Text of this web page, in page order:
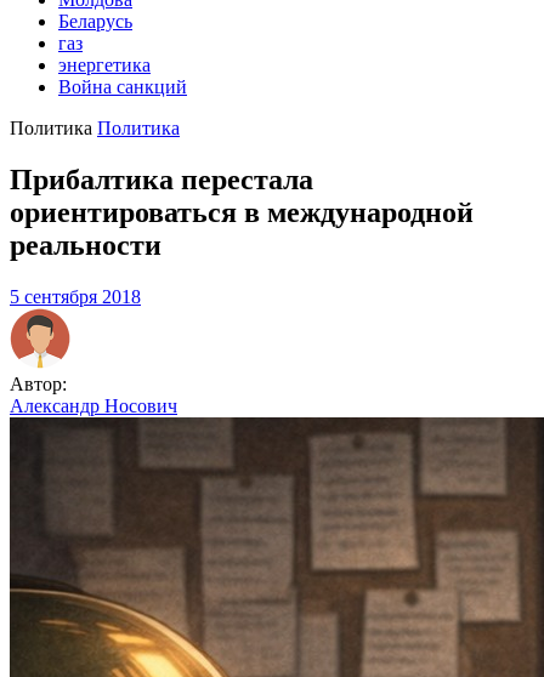
Беларусь
газ
энергетика
Война санкций
Политика Политика
Прибалтика перестала
ориентироваться в международной
реальности
5 сентября 2018
Автор:
Александр Носович